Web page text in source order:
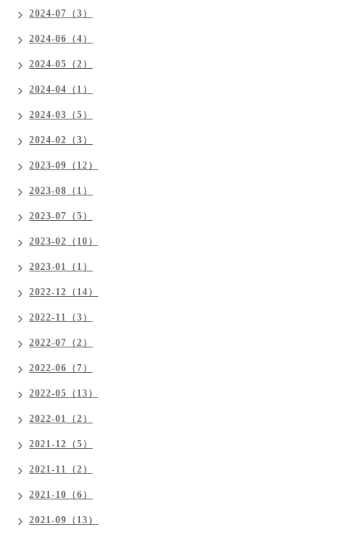
2024-07（3）
2024-06（4）
2024-05（2）
2024-04（1）
2024-03（5）
2024-02（3）
2023-09（12）
2023-08（1）
2023-07（5）
2023-02（10）
2023-01（1）
2022-12（14）
2022-11（3）
2022-07（2）
2022-06（7）
2022-05（13）
2022-01（2）
2021-12（5）
2021-11（2）
2021-10（6）
2021-09（13）